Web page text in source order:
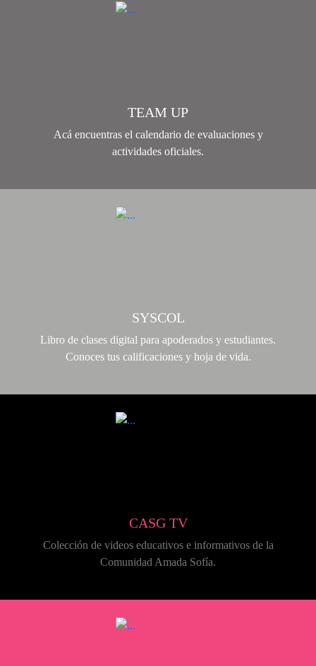
TEAM UP
Acá encuentras el calendario de evaluaciones y
actividades oficiales.
SYSCOL
Libro de clases digital para apoderados y estudiantes.
Conoces tus calificaciones y hoja de vida.
CASG TV
Colección de videos educativos e informativos de la
Comunidad Amada Sofía.